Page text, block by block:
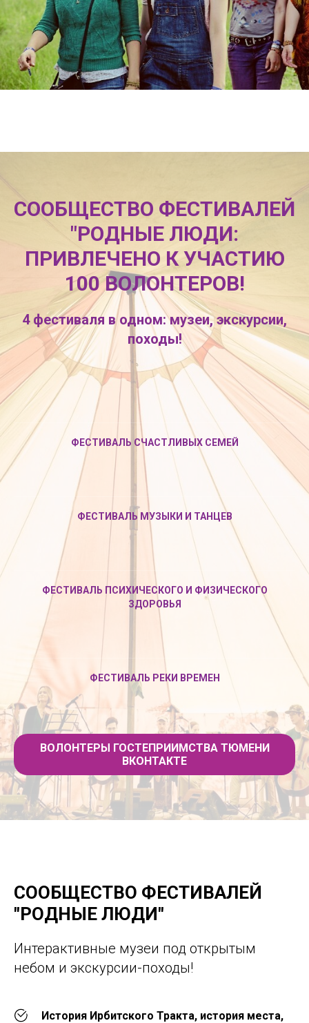
СООБЩЕСТВО ФЕСТИВАЛЕЙ
"РОДНЫЕ ЛЮДИ:
ПРИВЛЕЧЕНО К УЧАСТИЮ
100 ВОЛОНТЕРОВ!
4 фестиваля в одном: музеи, экскурсии,
походы!
ФЕСТИВАЛЬ СЧАСТЛИВЫХ СЕМЕЙ
ФЕСТИВАЛЬ МУЗЫКИ И ТАНЦЕВ
ФЕСТИВАЛЬ ПСИХИЧЕСКОГО И ФИЗИЧЕСКОГО
ЗДОРОВЬЯ
ФЕСТИВАЛЬ РЕКИ ВРЕМЕН
ВОЛОНТЕРЫ ГОСТЕПРИИМСТВА ТЮМЕНИ
ВКОНТАКТЕ
СООБЩЕСТВО ФЕСТИВАЛЕЙ
"РОДНЫЕ ЛЮДИ"
Интерактивные музеи под открытым
небом и экскурсии-походы!
История Ирбитского Тракта, история места,